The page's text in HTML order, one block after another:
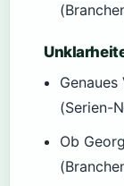
(Serien-
Ob